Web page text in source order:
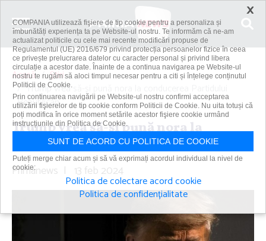
Acasă
Știri
Trump vrea să-şi pună nora la conducerea Partidului
Republican
Trump vrea să-şi pună nora la
conducerea Partidului Republican
Primanews | 13 feb 2024
×
COMPANIA utilizează fişiere de tip cookie pentru a personaliza și
îmbunătăți experiența ta pe Website-ul nostru. Te informăm că ne-am
actualizat politicile cu cele mai recente modificări propuse de
Regulamentul (UE) 2016/679 privind protecția persoanelor fizice în ceea
ce privește prelucrarea datelor cu caracter personal și privind libera
circulație a acestor date. Înainte de a continua navigarea pe Website-ul
nostru te rugăm să aloci timpul necesar pentru a citi și înțelege conținutul
Politicii de Cookie.
Prin continuarea navigării pe Website-ul nostru confirmi acceptarea
utilizării fişierelor de tip cookie conform Politicii de Cookie. Nu uita totuși că
poți modifica în orice moment setările acestor fişiere cookie urmând
instrucțiunile din Politica de Cookie.
SUNT DE ACORD CU POLITICA DE COOKIE
Puteți merge chiar acum și să vă exprimați acordul individual la nivel de
cookie:
Politica de colectare acord cookie
Politica de confidențialitate